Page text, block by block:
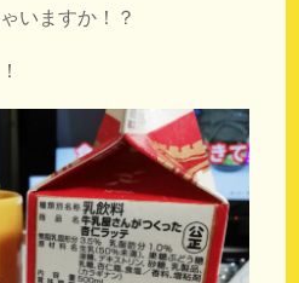
いますか！？